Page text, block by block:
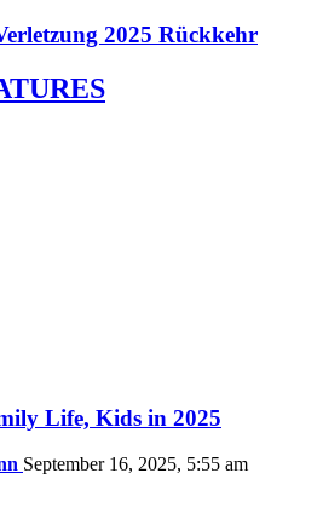
2025 Rückkehr
Life, Kids in 2025
September 16, 2025, 5:55 am